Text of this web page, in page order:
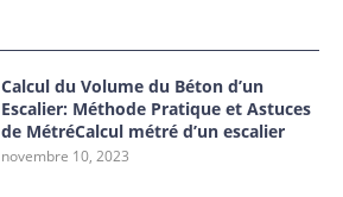
Calcul du Volume du Béton d’un
Escalier: Méthode Pratique et Astuces
de MétréCalcul métré d’un escalier
novembre 10, 2023